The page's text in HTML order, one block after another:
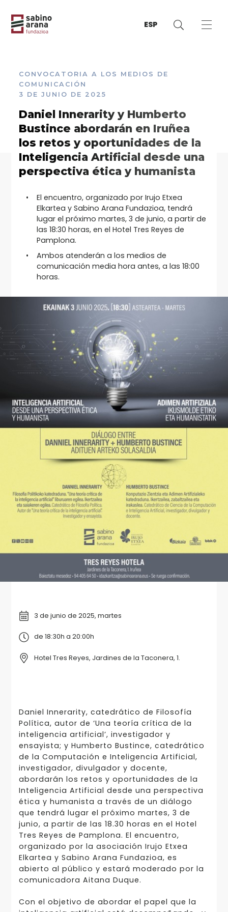
ESP
CONVOCATORIA A LOS MEDIOS DE
COMUNICACIÓN
3 DE JUNIO DE 2025
Daniel Innerarity y Humberto
Bustince abordarán en Iruñea
los retos y oportunidades de la
Inteligencia Artificial desde una
perspectiva ética y humanista
El encuentro, organizado por Irujo Etxea
Elkartea y Sabino Arana Fundazioa, tendrá
lugar el próximo martes, 3 de junio, a partir de
las 18:30 horas, en el Hotel Tres Reyes de
Pamplona.
Ambos atenderán a los medios de
comunicación media hora antes, a las 18:00
horas.
3 de junio de 2025, martes
de 18:30h a 20:00h
Hotel Tres Reyes, Jardines de la Taconera, 1.
Daniel Innerarity, catedrático de Filosofía
Política, autor de ‘Una teoría crítica de la
inteligencia artificial’, investigador y
ensayista; y Humberto Bustince, catedrático
de la Computación e Inteligencia Artificial,
investigador, divulgador y docente,
abordarán los retos y oportunidades de la
Inteligencia Artificial desde una perspectiva
ética y humanista a través de un diálogo
que tendrá lugar el próximo martes, 3 de
junio, a partir de las 18.30 horas en el Hotel
Tres Reyes de Pamplona. El encuentro,
organizado por la asociación Irujo Etxea
Elkartea y Sabino Arana Fundazioa, es
abierto al público y estará moderado por la
comunicadora Aitana Duque.
Con el objetivo de abordar el papel que la